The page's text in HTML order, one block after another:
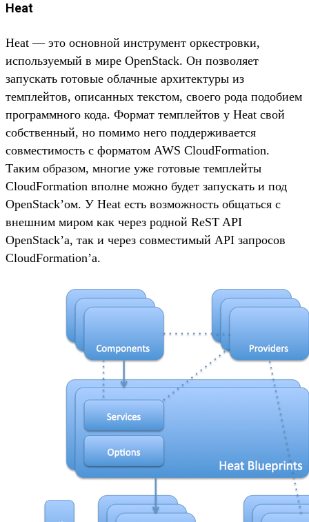
Heat
Heat — это основной инструмент оркестровки,
используемый в мире OpenStack. Он позволяет
запускать готовые облачные архитектуры из
темплейтов, описанных текстом, своего рода подобием
программного кода. Формат темплейтов у Heat свой
собственный, но помимо него поддерживается
совместимость с форматом AWS CloudFormation.
Таким образом, многие уже готовые темплейты
CloudFormation вполне можно будет запускать и под
OpenStack’ом. У Heat есть возможность общаться с
внешним миром как через родной ReST API
OpenStack’а, так и через совместимый API запросов
CloudFormation’а.